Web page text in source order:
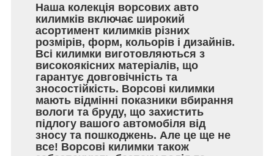
Наша колекція ворсових авто
килимків включає широкий
асортимент килимків різних
розмірів, форм, кольорів і дизайнів.
Всі килимки виготовляються з
високоякісних матеріалів, що
гарантує довговічність та
зносостійкість. Ворсові килимки
мають відмінні показники вбирання
вологи та бруду, що захистить
підлогу вашого автомобіля від
зносу та пошкоджень. Але це ще не
все! Ворсові килимки також